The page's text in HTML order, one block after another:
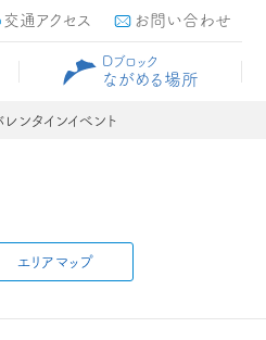
交通アクセス お問い合わせ
Dブロック
ながめる場所
ンタインイベント
エリアマップ